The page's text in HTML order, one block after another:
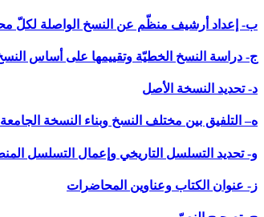
ب- إعداد أرشيف منظّم عن النسخ الواصلة لكلّ
ج- دراسة النسخ الخطيّة وتقييمها على أساس
د- تحديد النسخة الأصل
ه– التلفيق بين مختلف النسخ وبناء النسخة الجامعة
و- تحديد التسلسل التاريخي وإعمال التسلسل
ز- عنوان الكتاب وعناوين المحاضرات